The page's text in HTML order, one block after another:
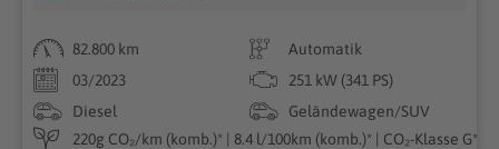
82.800 km
Automatik
03/2023
251 kW (341 PS)
Diesel
Geländewagen/SUV
220g CO₂/km (komb.)* | 8.4 l/100km (komb.)* | CO₂-Klasse G*